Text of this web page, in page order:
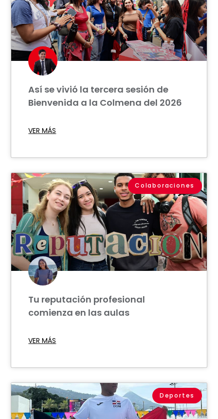
Así se vivió la tercera sesión de
Bienvenida a la Colmena del 2026
VER MÁS
Colaboraciones
Tu reputación profesional
comienza en las aulas
VER MÁS
Deportes